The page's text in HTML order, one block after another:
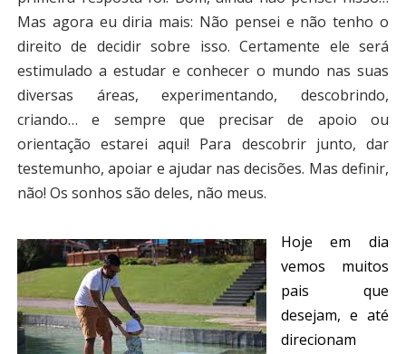
Mas agora eu diria mais: Não pensei e não tenho o
direito de decidir sobre isso. Certamente ele será
estimulado a estudar e conhecer o mundo nas suas
diversas áreas, experimentando, descobrindo,
criando… e sempre que precisar de apoio ou
orientação estarei aqui! Para descobrir junto, dar
testemunho, apoiar e ajudar nas decisões. Mas definir,
não! Os sonhos são deles, não meus.
Hoje em dia
vemos muitos
pais que
desejam, e até
direcionam